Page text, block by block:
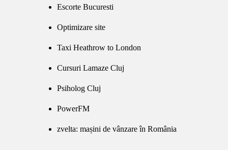
Escorte Bucuresti
Optimizare site
Taxi Heathrow to London
Cursuri Lamaze Cluj
Psiholog Cluj
PowerFM
zvelta: mașini de vânzare în România